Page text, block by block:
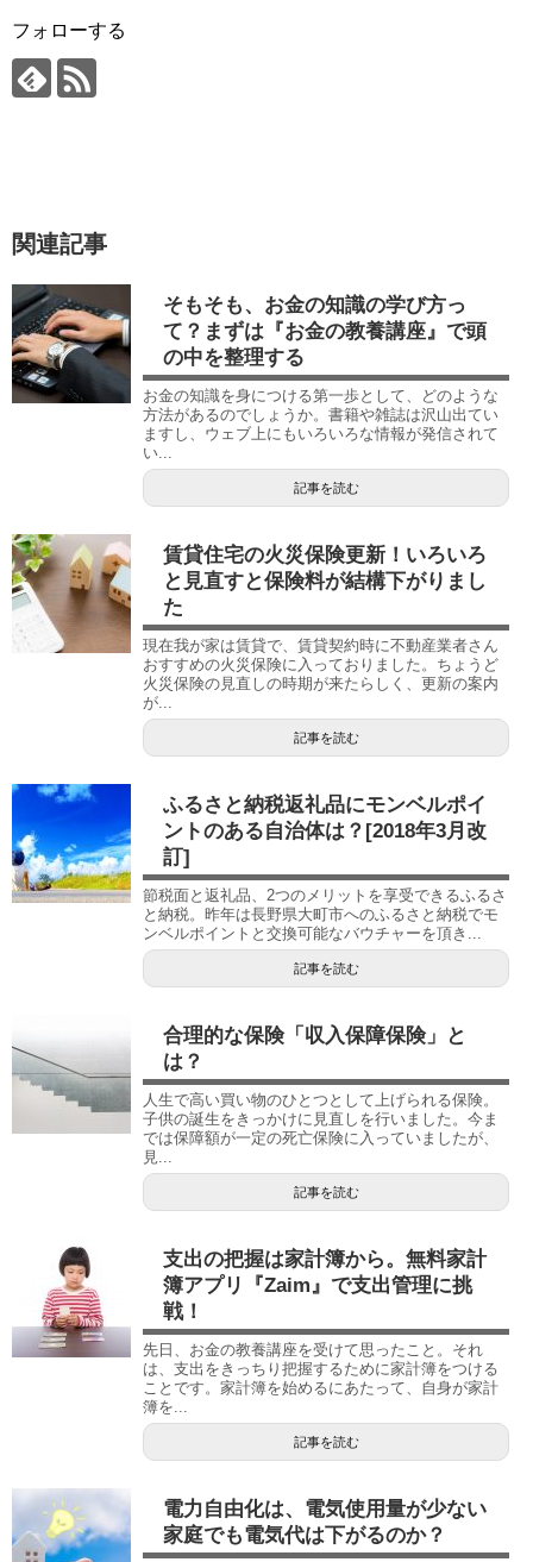
フォローする
関連記事
そもそも、お金の知識の学び方っ
て？まずは『お金の教養講座』で頭
の中を整理する
お金の知識を身につける第一歩として、どのような
方法があるのでしょうか。書籍や雑誌は沢山出てい
ますし、ウェブ上にもいろいろな情報が発信されて
い...
記事を読む
賃貸住宅の火災保険更新！いろいろ
と見直すと保険料が結構下がりまし
た
現在我が家は賃貸で、賃貸契約時に不動産業者さん
おすすめの火災保険に入っておりました。ちょうど
火災保険の見直しの時期が来たらしく、更新の案内
が...
記事を読む
ふるさと納税返礼品にモンベルポイ
ントのある自治体は？[2018年3月改
訂]
節税面と返礼品、2つのメリットを享受できるふるさ
と納税。昨年は長野県大町市へのふるさと納税でモ
ンベルポイントと交換可能なバウチャーを頂き...
記事を読む
合理的な保険「収入保障保険」と
は？
人生で高い買い物のひとつとして上げられる保険。
子供の誕生をきっかけに見直しを行いました。今ま
では保障額が一定の死亡保険に入っていましたが、
見...
記事を読む
支出の把握は家計簿から。無料家計
簿アプリ『Zaim』で支出管理に挑
戦！
先日、お金の教養講座を受けて思ったこと。それ
は、支出をきっちり把握するために家計簿をつける
ことです。家計簿を始めるにあたって、自身が家計
簿を...
記事を読む
電力自由化は、電気使用量が少ない
家庭でも電気代は下がるのか？